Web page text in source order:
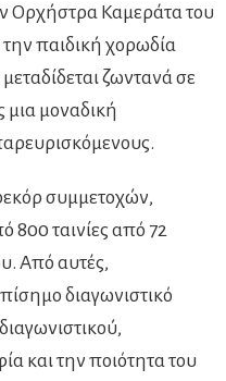
Ορχήστρα Καμεράτα του
παιδική χορωδία
ζωντανά σε
μοναδική
συμμετοχών,
800 ταινίες από 72
Από αυτές,
διαγωνιστικό
και την ποιότητα του